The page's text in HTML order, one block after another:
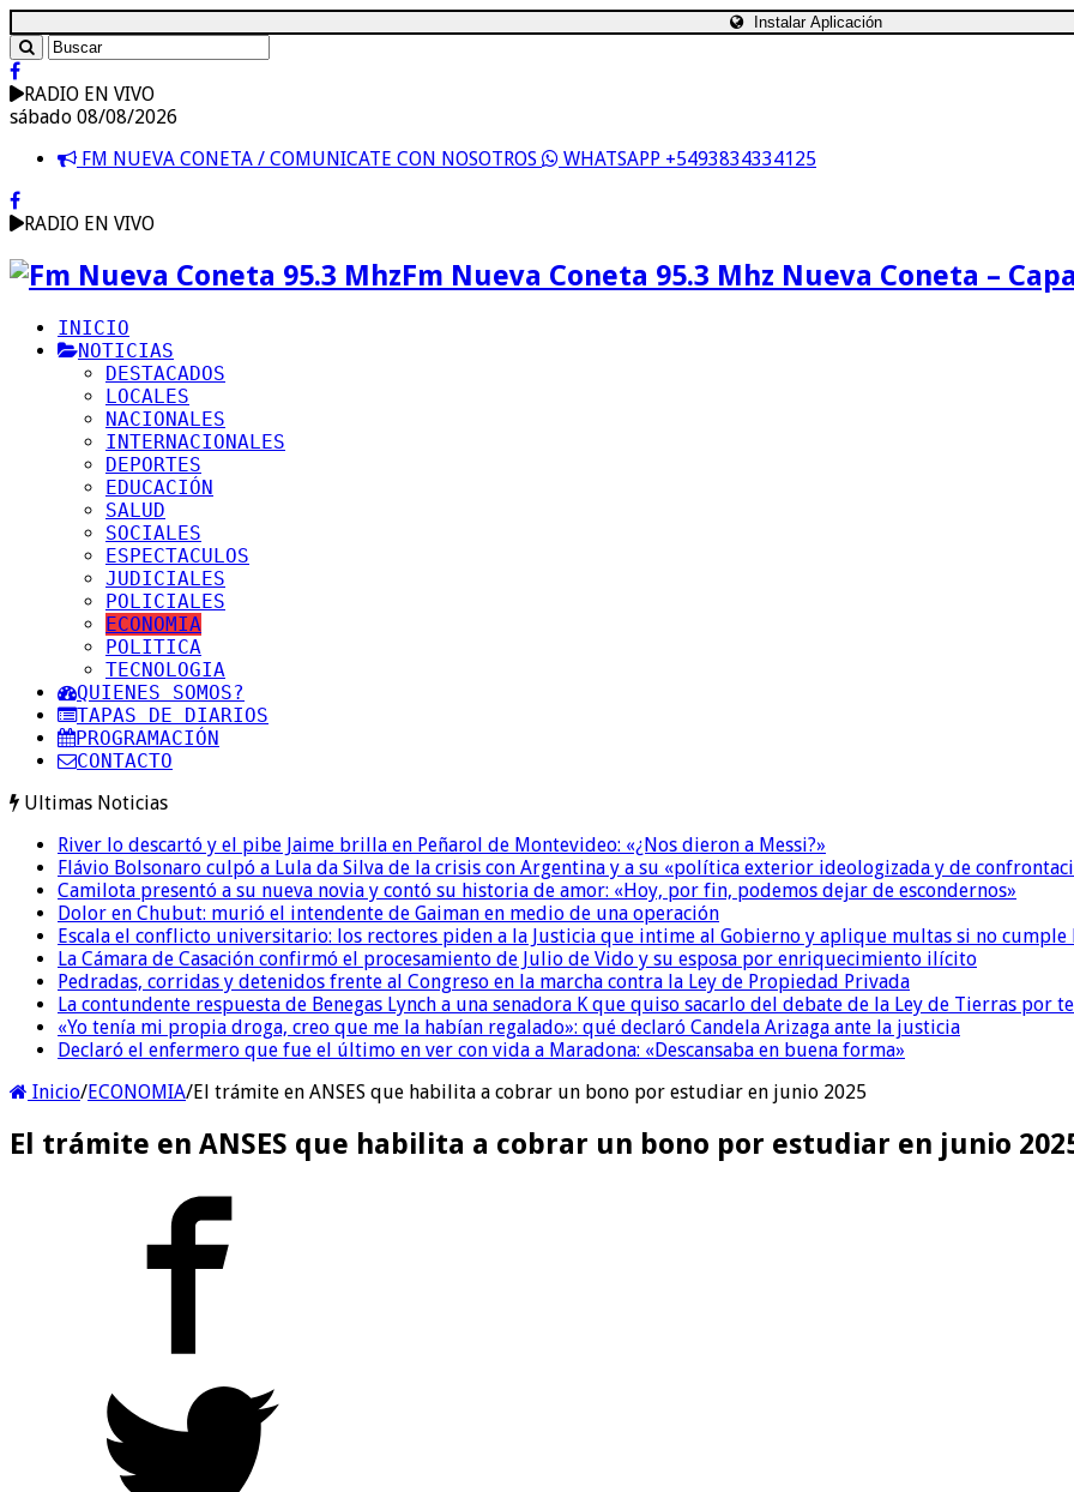
Instalar Aplicación
RADIO EN VIVO
sábado 08/08/2026
FM NUEVA CONETA / COMUNICATE CON NOSOTROS
WHATSAPP +5493834334125
RADIO EN VIVO
Fm Nueva Coneta 95.3 Mhz Nueva Coneta –
INICIO
NOTICIAS
DESTACADOS
LOCALES
NACIONALES
INTERNACIONALES
DEPORTES
EDUCACIÓN
SALUD
SOCIALES
ESPECTACULOS
JUDICIALES
POLICIALES
ECONOMIA
POLITICA
TECNOLOGIA
QUIENES SOMOS?
TAPAS DE DIARIOS
PROGRAMACIÓN
CONTACTO
Ultimas Noticias
River lo descartó y el pibe Jaime brilla en Peñarol de Montevideo: «¿Nos dieron a Messi?»
Flávio Bolsonaro culpó a Lula da Silva de la crisis con Argentina y a su «política exterior ideologizada y de
Camilota presentó a su nueva novia y contó su historia de amor: «Hoy, por fin, podemos dejar de escondernos»
Dolor en Chubut: murió el intendente de Gaiman en medio de una operación
Escala el conflicto universitario: los rectores piden a la Justicia que intime al Gobierno y aplique multas si no cumple
La Cámara de Casación confirmó el procesamiento de Julio de Vido y su esposa por enriquecimiento ilícito
Pedradas, corridas y detenidos frente al Congreso en la marcha contra la Ley de Propiedad Privada
La contundente respuesta de Benegas Lynch a una senadora K que quiso sacarlo del debate de la Ley de Tierras por
«Yo tenía mi propia droga, creo que me la habían regalado»: qué declaró Candela Arizaga ante la justicia
Declaró el enfermero que fue el último en ver con vida a Maradona: «Descansaba en buena forma»
Inicio/ECONOMIA/El trámite en ANSES que habilita a cobrar un bono por estudiar en junio 2025
El trámite en ANSES que habilita a cobrar un bono por estudiar en junio